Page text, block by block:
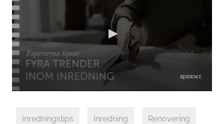
0
Inredningstips Inredning Renovering